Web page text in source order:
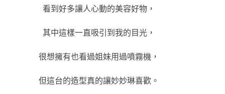
看到好多讓人心動的美容好物，
其中這樣一直吸引到我的目光，
很想擁有也看過姐妹用過噴霧機，
但這台的造型真的讓妙妙琳喜歡。